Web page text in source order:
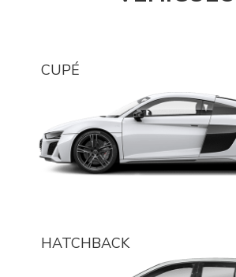
CUPÉ
HATCHBACK